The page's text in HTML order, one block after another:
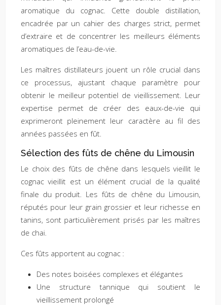
aromatique du cognac. Cette double distillation,
encadrée par un cahier des charges strict, permet
d’extraire et de concentrer les meilleurs éléments
aromatiques de l’eau-de-vie.
Les maîtres distillateurs jouent un rôle crucial dans
ce processus, ajustant chaque paramètre pour
obtenir le meilleur potentiel de vieillissement. Leur
expertise permet de créer des eaux-de-vie qui
exprimeront pleinement leur caractère au fil des
années passées en fût.
Sélection des fûts de chêne du Limousin
Le choix des fûts de chêne dans lesquels vieillit le
cognac vieillit est un élément crucial de la qualité
finale du produit. Les fûts de chêne du Limousin,
réputés pour leur grain grossier et leur richesse en
tanins, sont particulièrement prisés par les maîtres
de chai.
Ces fûts apportent au cognac :
Des notes boisées complexes et élégantes
Une structure tannique qui soutient le
vieillissement prolongé